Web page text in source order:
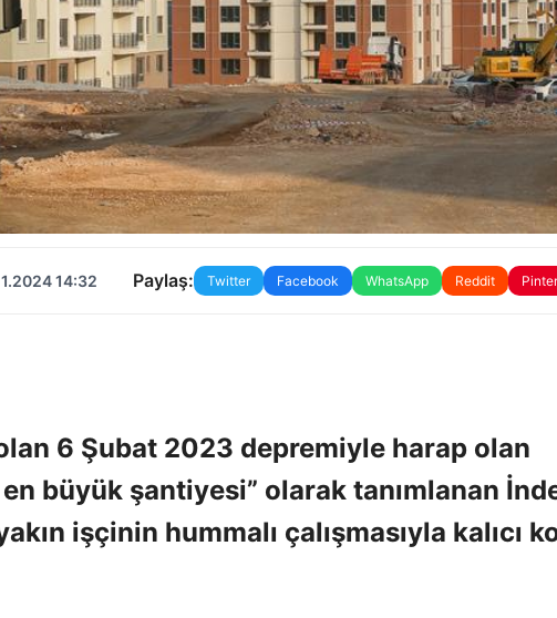
14:32 Paylaş: Twitter Facebook WhatsApp Reddit
6 Şubat 2023 depremiyle harap olan
en büyük şantiyesi” olarak tanımlanan
işçinin hummalı çalışmasıyla kalıcı